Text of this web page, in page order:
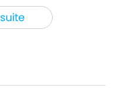
2026-08-06